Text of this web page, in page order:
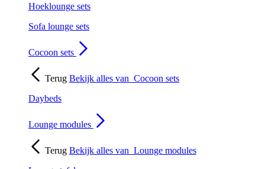
Hoeklounge sets
Sofa lounge sets
Cocoon sets
Terug Bekijk alles van Cocoon sets
Daybeds
Lounge modules
Terug Bekijk alles van Lounge modules